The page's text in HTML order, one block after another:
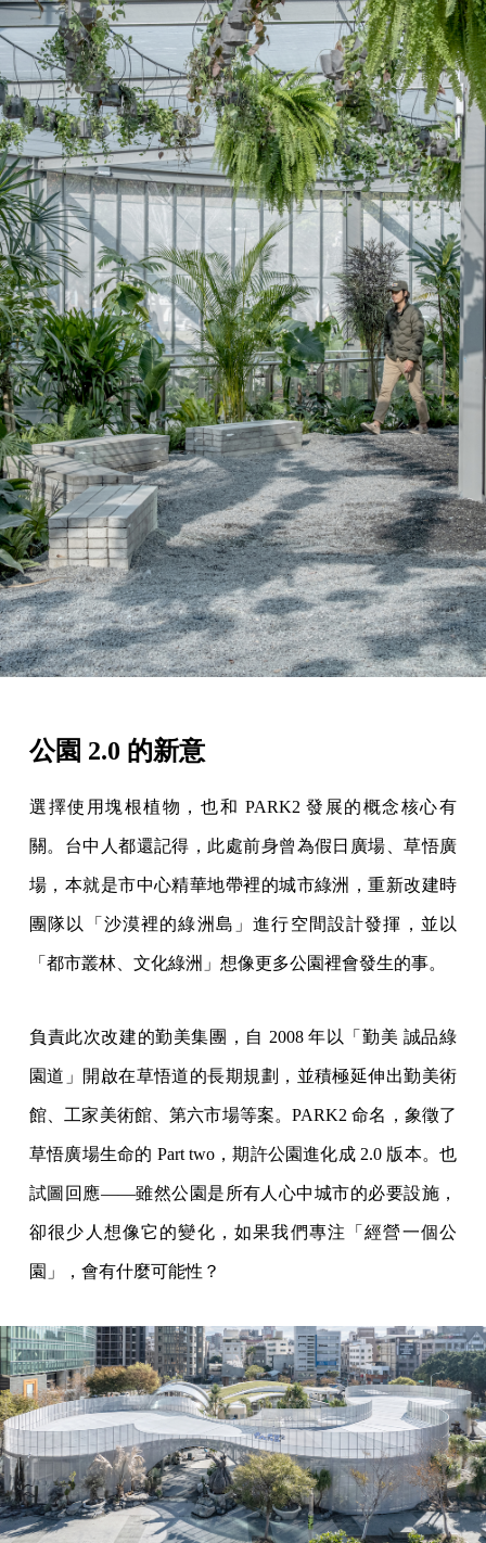
公園 2.0 的新意
選擇使用塊根植物，也和 PARK2 發展的概念核心有
關。台中人都還記得，此處前身曾為假日廣場、草悟廣
場，本就是市中心精華地帶裡的城市綠洲，重新改建時
團隊以「沙漠裡的綠洲島」進行空間設計發揮，並以
「都市叢林、文化綠洲」想像更多公園裡會發生的事。
負責此次改建的勤美集團，自 2008 年以「勤美 誠品綠
園道」開啟在草悟道的長期規劃，並積極延伸出勤美術
館、工家美術館、第六市場等案。PARK2 命名，象徵了
草悟廣場生命的 Part two，期許公園進化成 2.0 版本。也
試圖回應——雖然公園是所有人心中城市的必要設施，
卻很少人想像它的變化，如果我們專注「經營一個公
園」，會有什麼可能性？